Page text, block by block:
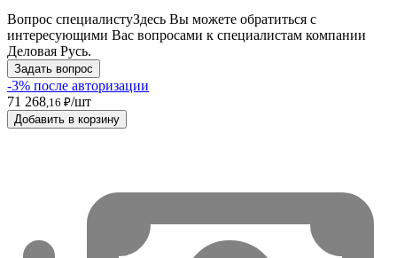
Вопрос специалистуЗдесь Вы можете обратиться с
интересующими Вас вопросами к специалистам компании
Деловая Русь.
Задать вопрос
-3% после авторизации
71 268,16 ₽/шт
Добавить в корзину